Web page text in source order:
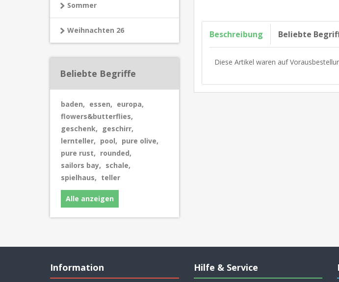
Sommer
Weihnachten 26
Beliebte Begriffe
baden, essen, europa,
flowers&butterflies,
geschenk, geschirr,
lernteller, pool, pure olive,
pure rust, rounded,
sailors bay, schale,
spielhaus, teller
Alle anzeigen
Beschreibung Beliebte
Diese Artikel waren auf
Information Hilfe & Service